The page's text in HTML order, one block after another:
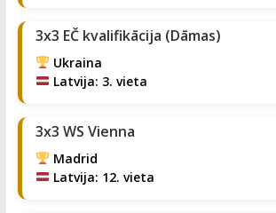
3x3 EČ kvalifikācija (Dāmas)
Ukraina
Latvija: 3. vieta
3x3 WS Vienna
Madrid
Latvija: 12. vieta